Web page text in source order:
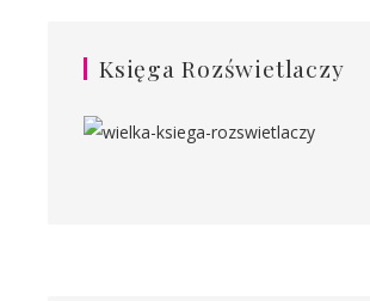
Księga Rozświetlaczy